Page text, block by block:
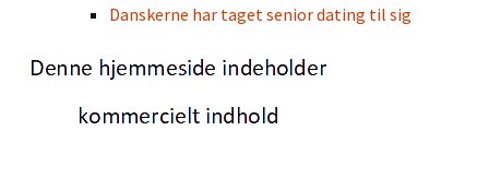
Danskerne har taget senior dating til sig